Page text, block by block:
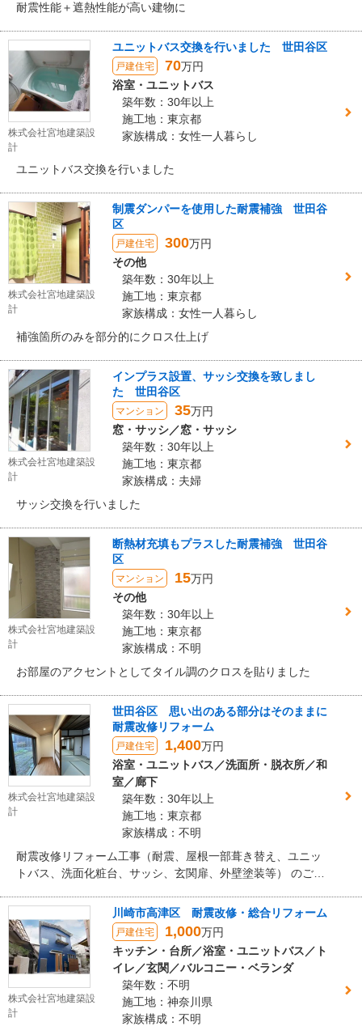
耐震性能＋遮熱性能が高い建物に
株式会社宮地建築設
計
ユニットバス交換を行いました 世田谷区
戸建住宅 70万円
浴室・ユニットバス
築年数：30年以上
施工地：東京都
家族構成：女性一人暮らし
ユニットバス交換を行いました
株式会社宮地建築設
計
制震ダンパーを使用した耐震補強 世田谷
区
戸建住宅 300万円
その他
築年数：30年以上
施工地：東京都
家族構成：女性一人暮らし
補強箇所のみを部分的にクロス仕上げ
株式会社宮地建築設
計
インプラス設置、サッシ交換を致しまし
た 世田谷区
マンション 35万円
窓・サッシ／窓・サッシ
築年数：30年以上
施工地：東京都
家族構成：夫婦
サッシ交換を行いました
株式会社宮地建築設
計
断熱材充填もプラスした耐震補強 世田谷
区
マンション 15万円
その他
築年数：30年以上
施工地：東京都
家族構成：不明
お部屋のアクセントとしてタイル調のクロスを貼りました
株式会社宮地建築設
計
世田谷区 思い出のある部分はそのままに
耐震改修リフォーム
戸建住宅 1,400万円
浴室・ユニットバス／洗面所・脱衣所／和
室／廊下
築年数：30年以上
施工地：東京都
家族構成：不明
耐震改修リフォーム工事（耐震、屋根一部葺き替え、ユニッ
トバス、洗面化粧台、サッシ、玄関扉、外壁塗装等） のご依
トも利用でき、新しい家電も取得できました。 築年数が経っ
ているお家でしたので、施主様は耐震面等でご不安に感じら
れていたようですが、 工事後は安心して住めるようになった
とのこと、大変嬉しく思います。 リフォーム前の内装の雰囲
気を極力そのままに、再利用できる箇所と新しく造る箇所を
検討し 素敵な内装に仕上げることができました。 思い出のあ
る古い部分ときれいになった新しい部分を喜んでいただけま
株式会社宮地建築設
計
川崎市高津区 耐震改修・総合リフォーム
戸建住宅 1,000万円
キッチン・台所／浴室・ユニットバス／ト
イレ／玄関／バルコニー・ベランダ
築年数：不明
施工地：神奈川県
家族構成：不明